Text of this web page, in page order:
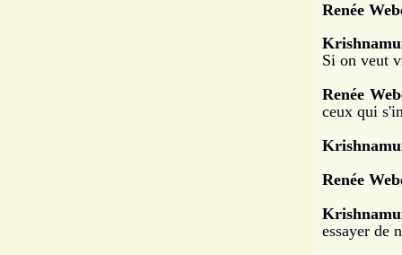
Renée
Si on veut
Renée
ceux qui
Renée
essayer de